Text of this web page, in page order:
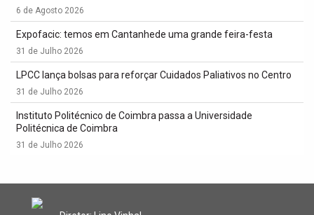
6 de Agosto 2026
Expofacic: temos em Cantanhede uma grande feira-festa
31 de Julho 2026
LPCC lança bolsas para reforçar Cuidados Paliativos no Centro
31 de Julho 2026
Instituto Politécnico de Coimbra passa a Universidade
Politécnica de Coimbra
31 de Julho 2026